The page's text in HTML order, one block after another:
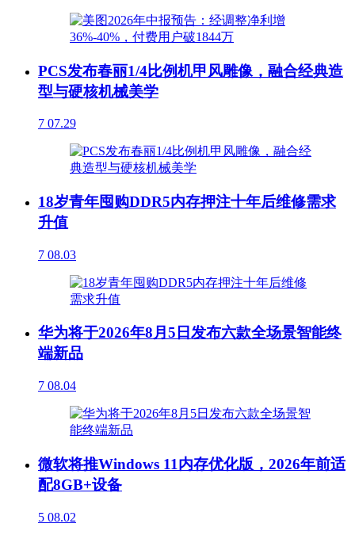
PCS发布春丽1/4比例机甲风雕像，融合经典造
型与硬核机械美学
7 07.29
18岁青年囤购DDR5内存押注十年后维修需求
升值
7 08.03
华为将于2026年8月5日发布六款全场景智能终
端新品
7 08.04
微软将推Windows 11内存优化版，2026年前适
配8GB+设备
5 08.02